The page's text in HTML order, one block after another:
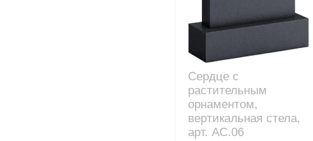
Сердце с
растительным
орнаментом,
вертикальная стела,
арт. AC.06